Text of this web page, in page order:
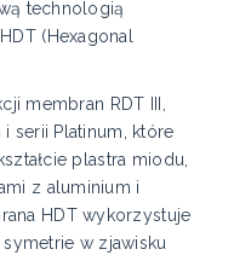
technologią
(Hexagonal
membran RDT III,
serii Platinum, które
plastra miodu,
z aluminium i
HDT wykorzystuje
w zjawisku